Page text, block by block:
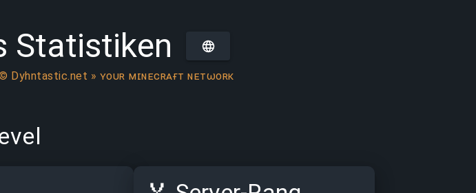
Statistiken
Dyhntastic.net » ʏᴏᴜʀ ᴍɪɴᴇᴄʀᴀғᴛ ɴᴇᴛωᴏʀᴋ